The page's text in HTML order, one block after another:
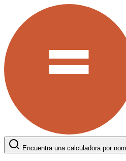
Encuentra una calculadora por